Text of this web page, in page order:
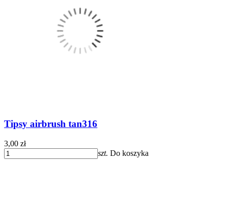
Tipsy airbrush tan316
3,00 zł
szt. Do koszyka